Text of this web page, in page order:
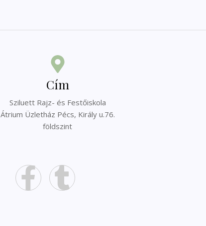
Cím
Sziluett Rajz- és Festőiskola
Átrium Üzletház Pécs, Király u.76.
földszint